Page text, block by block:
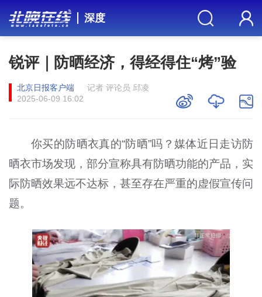
深度
锐评｜防晒经济，得经得住“烤”验
北京日报客户端
记者 评论员 邱凌
2025-06-09 16:02
你买的防晒衣真的“防晒”吗？媒体近日走访防
晒衣市场发现，部分宣称具有防晒功能的产品，实
际防晒效果远不达标，甚至存在严重的虚假宣传问
题。